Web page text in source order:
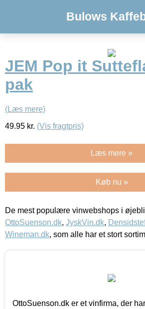
Bulows
JEM Pop it
pak
(Læs mere)
49.95 kr. (Vis fragtpris)
Læs mere »
Køb nu »
De mest populære vinwebshops i
OttoSuenson.dk, JyskVin.dk,
Wineman.dk, som alle har et stort
OttoSuenson.dk er et vinfirma, der